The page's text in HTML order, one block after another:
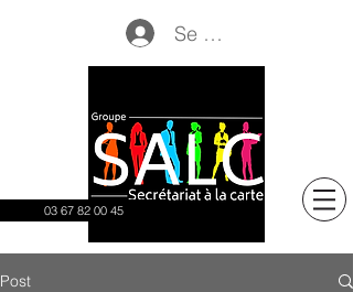
Se connecter
03 67 82 00 45
Post